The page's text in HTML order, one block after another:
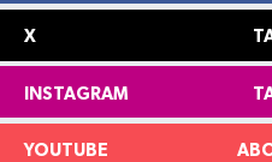
X
INSTAGRAM
YOUTUBE